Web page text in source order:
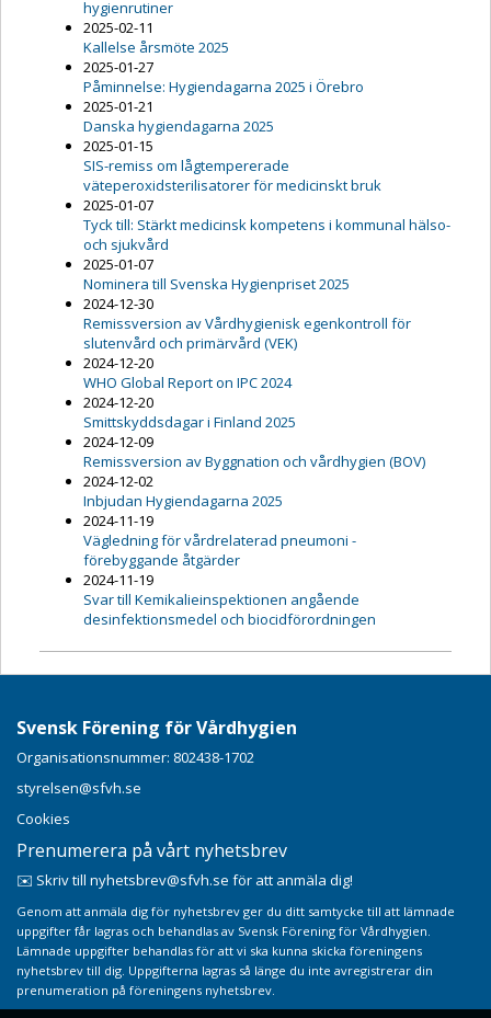
hygienrutiner
2025-02-11
Kallelse årsmöte 2025
2025-01-27
Påminnelse: Hygiendagarna 2025 i Örebro
2025-01-21
Danska hygiendagarna 2025
2025-01-15
SIS-remiss om lågtempererade
väteperoxidsterilisatorer för medicinskt bruk
2025-01-07
Tyck till: Stärkt medicinsk kompetens i kommunal hälso-
och sjukvård
2025-01-07
Nominera till Svenska Hygienpriset 2025
2024-12-30
Remissversion av Vårdhygienisk egenkontroll för
slutenvård och primärvård (VEK)
2024-12-20
WHO Global Report on IPC 2024
2024-12-20
Smittskyddsdagar i Finland 2025
2024-12-09
Remissversion av Byggnation och vårdhygien (BOV)
2024-12-02
Inbjudan Hygiendagarna 2025
2024-11-19
Vägledning för vårdrelaterad pneumoni -
förebyggande åtgärder
2024-11-19
Svar till Kemikalieinspektionen angående
desinfektionsmedel och biocidförordningen
Svensk Förening för Vårdhygien
Organisationsnummer: 802438-1702
styrelsen@sfvh.se
Cookies
Prenumerera på vårt nyhetsbrev
✉️ Skriv till nyhetsbrev@sfvh.se för att anmäla dig!
Genom att anmäla dig för nyhetsbrev ger du ditt samtycke till att lämnade
uppgifter får lagras och behandlas av Svensk Förening för Vårdhygien.
Lämnade uppgifter behandlas för att vi ska kunna skicka föreningens
nyhetsbrev till dig. Uppgifterna lagras så länge du inte avregistrerar din
prenumeration på föreningens nyhetsbrev.